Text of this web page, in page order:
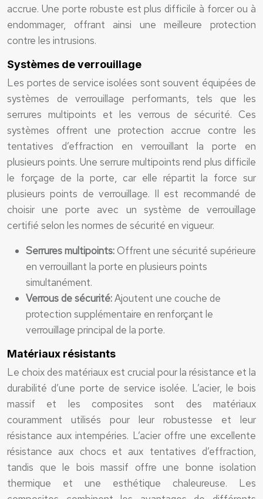
accrue. Une porte robuste est plus difficile à forcer ou à
endommager, offrant ainsi une meilleure protection
contre les intrusions.
Systèmes de verrouillage
Les portes de service isolées sont souvent équipées de
systèmes de verrouillage performants, tels que les
serrures multipoints et les verrous de sécurité. Ces
systèmes offrent une protection accrue contre les
tentatives d’effraction en verrouillant la porte en
plusieurs points. Une serrure multipoints rend plus difficile
le forçage de la porte, car elle répartit la force sur
plusieurs points de verrouillage. Il est recommandé de
choisir une porte avec un système de verrouillage
certifié selon les normes de sécurité en vigueur.
Serrures multipoints:Offrent une sécurité supérieure
en verrouillant la porte en plusieurs points
simultanément.
Verrous de sécurité:Ajoutent une couche de
protection supplémentaire en renforçant le
verrouillage principal de la porte.
Matériaux résistants
Le choix des matériaux est crucial pour la résistance et la
durabilité d’une porte de service isolée. L’acier, le bois
massif et les composites sont des matériaux
couramment utilisés pour leur robustesse et leur
résistance aux intempéries. L’acier offre une excellente
résistance aux chocs et aux tentatives d’effraction,
tandis que le bois massif offre une bonne isolation
thermique et une esthétique chaleureuse. Les